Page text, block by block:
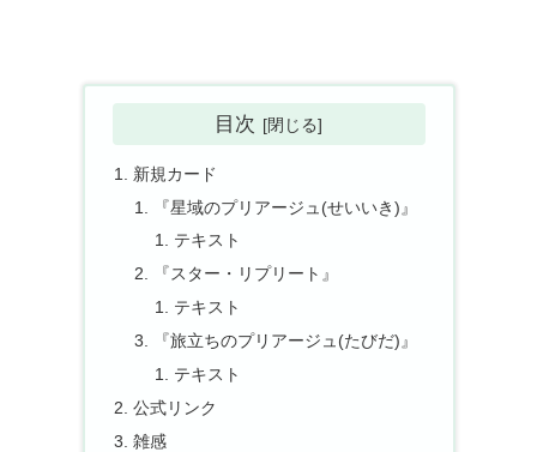
目次
新規カード
『星域のプリアージュ(せいいき)』
テキスト
『スター・リプリート』
テキスト
『旅立ちのプリアージュ(たびだ)』
テキスト
公式リンク
雑感